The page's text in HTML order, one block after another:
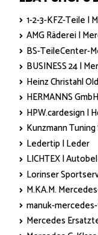
1-2-3-KFZ-Teile |
AMG Räderei |
BS-TeileCenter-
BUSINESS 24 |
Heinz Christahl
HERMANNS
HPW.cardesign |
Kunzmann
Ledertip | Leder
LICHTEX |
Lorinser
M.KA.M.
manuk-
Mercedes